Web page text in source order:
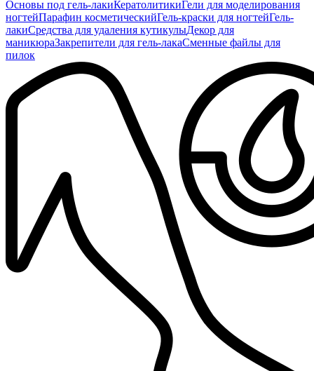
Основы под гель-лакиКератолитикиГели для моделирования
ногтейПарафин косметическийГель-краски для ногтейГель-
лакиСредства для удаления кутикулыДекор для
маникюраЗакрепители для гель-лакаСменные файлы для
пилок